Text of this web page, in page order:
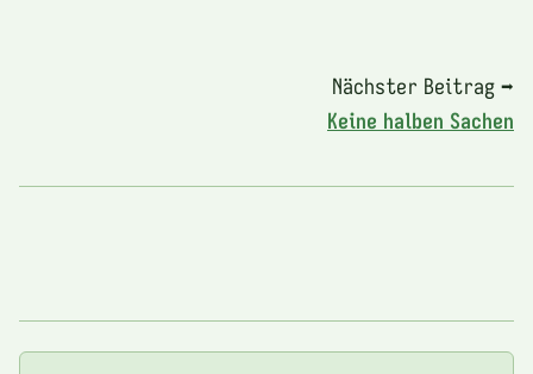
Nächster Beitrag ➡
Keine halben Sachen